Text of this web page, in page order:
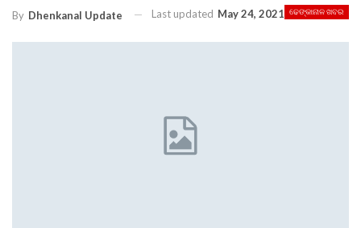
ଢେଙ୍କାନାଳ ଖବର
By Dhenkanal Update Last updated May 24, 2021